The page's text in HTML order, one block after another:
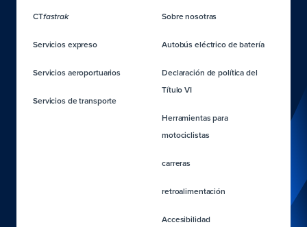
CTfastrak
Servicios expreso
Servicios aeroportuarios
Servicios de transporte
Sobre nosotras
Autobús eléctrico de batería
Declaración de política del
Título VI
Herramientas para
motociclistas
carreras
retroalimentación
Accesibilidad